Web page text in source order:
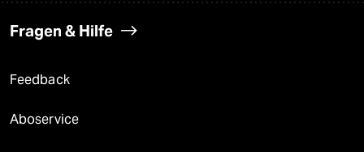
Fragen & Hilfe
Feedback
Aboservice